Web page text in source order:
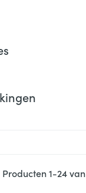
Producten1-24van